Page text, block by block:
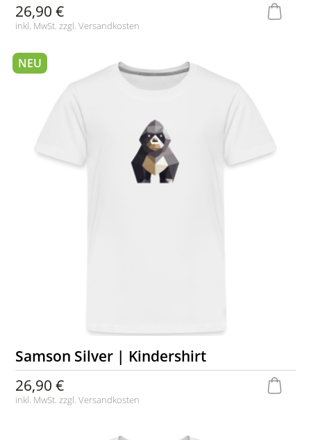
26,90 €
inkl. MwSt. zzgl.Versandkosten
Samson Silver | Kindershirt
26,90 €
inkl. MwSt. zzgl.Versandkosten
NEU